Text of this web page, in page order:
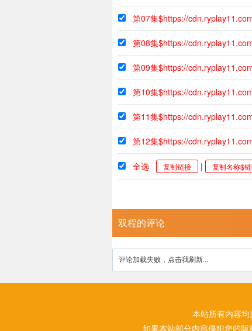
第07集$https://
第08集$https://
第09集$https://
第10集$https://
第11集$https://
第12集$https://
全选 复制链接 | 复制名称$
双程的评论
评论加载失败，点击我刷新...
本站所有内容
如果本站部分内容侵犯您的